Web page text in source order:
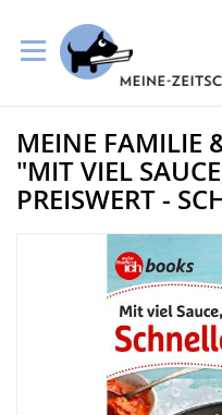
zum
Inhalt
Zum
Ende
der
Bildergalerie
MEINE FAMILIE
"MIT VIEL
PREISWERT -